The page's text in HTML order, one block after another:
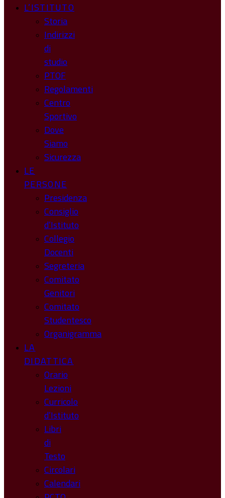
L’ISTITUTO
Storia
Indirizzi
di
studio
PTOF
Regolamenti
Centro
Sportivo
Dove
Siamo
Sicurezza
LE
PERSONE
Presidenza
Consiglio
d’Istituto
Collegio
Docenti
Segreteria
Comitato
Genitori
Comitato
Studentesco
Organigramma
LA
DIDATTICA
Orario
Lezioni
Curricolo
d’Istituto
Libri
di
Testo
Circolari
Calendari